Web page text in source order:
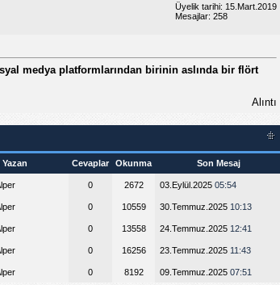
Üyelik tarihi: 15.Mart.2019
Mesajlar: 258
medya platformlarından birinin aslında bir flört
Alıntı
Cevaplar Okunma Son Mesaj
0 2672 03.Eylül.2025 05:54
0 10559 30.Temmuz.2025 10:13
0 13558 24.Temmuz.2025 12:41
0 16256 23.Temmuz.2025 11:43
0 8192 09.Temmuz.2025 07:51